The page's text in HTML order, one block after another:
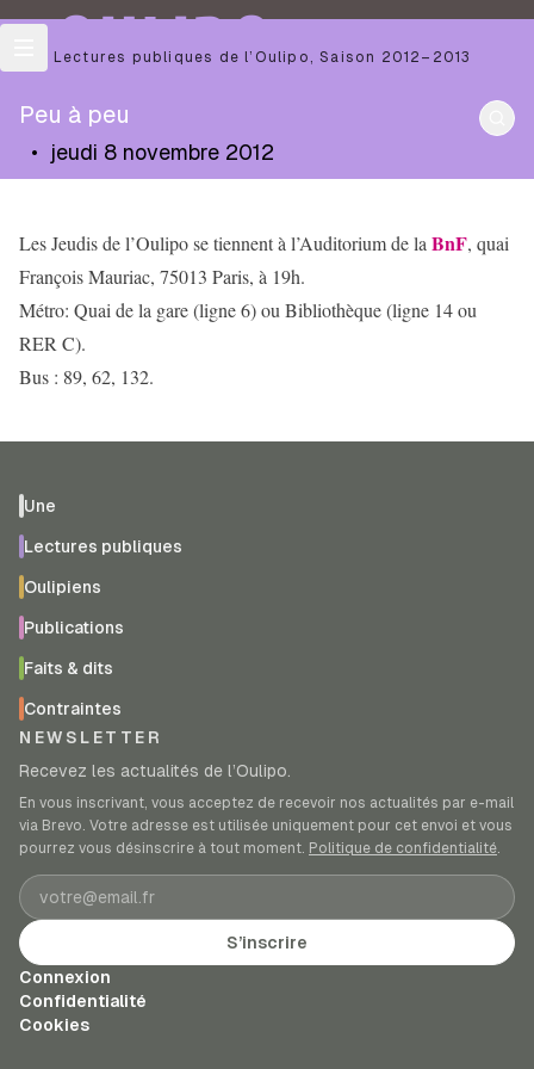
OULIPO
Les Lectures publiques de l’Oulipo ,Saison 2012–2013
Peu à peu
• jeudi 8 novembre 2012
Les Jeudis de l’Oulipo se tiennent à l’Auditorium de la BnF, quai
François Mauriac, 75013 Paris, à 19h.
Métro: Quai de la gare (ligne 6) ou Bibliothèque (ligne 14 ou
RER C).
Bus : 89, 62, 132.
Une
Lectures publiques
Oulipiens
Publications
Faits & dits
Contraintes
NEWSLETTER
Recevez les actualités de l’Oulipo.
En vous inscrivant, vous acceptez de recevoir nos actualités par e-mail
via Brevo. Votre adresse est utilisée uniquement pour cet envoi et vous
pourrez vous désinscrire à tout moment. Politique de confidentialité.
Adresse e-mail
S’inscrire
Connexion
Confidentialité
Cookies